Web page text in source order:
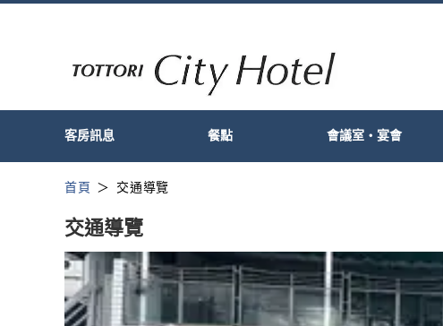
客房訊息 餐點 會議室・宴會
首頁 交通導覽
交通導覽